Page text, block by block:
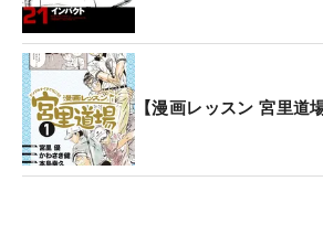
【漫画レッスン 宮里道